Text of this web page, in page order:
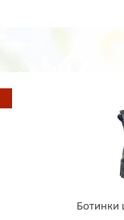
Ботинки